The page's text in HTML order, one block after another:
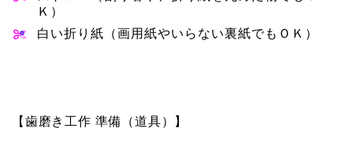
Ｋ）
白い折り紙（画用紙やいらない裏紙でもＯＫ）
【歯磨き工作 準備（道具）】